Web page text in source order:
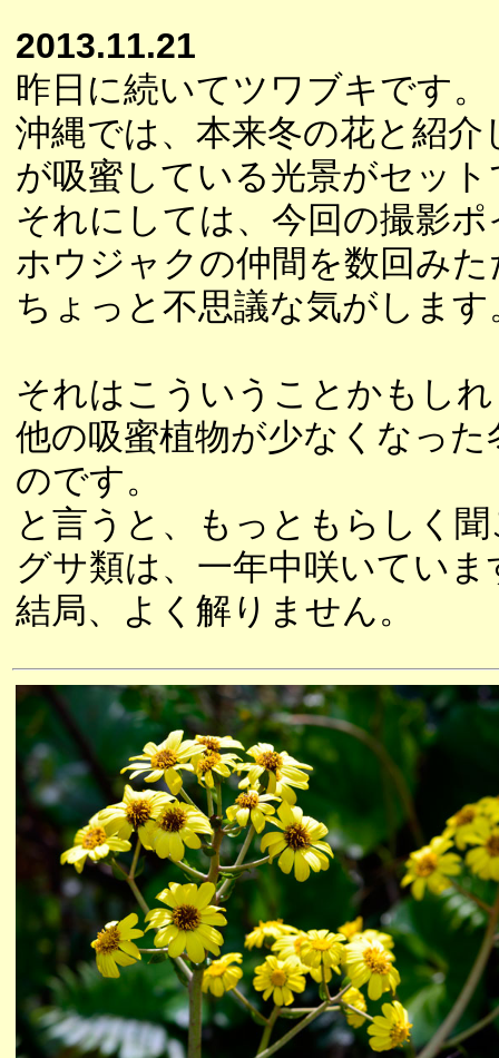
2013.11.21
昨日に続いてツワブキです。
沖縄では、本来冬の花と紹
が吸蜜している光景がセット
それにしては、今回の撮影
ホウジャクの仲間を数回み
ちょっと不思議な気がします
それはこういうことかもし
他の吸蜜植物が少なくなっ
のです。
と言うと、もっともらしく
グサ類は、一年中咲いてい
結局、よく解りません。